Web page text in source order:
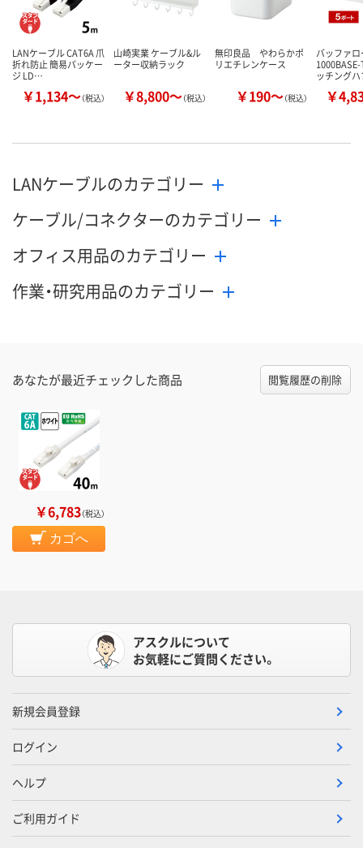
LANケーブル CAT6A 爪
折れ防止 簡易パッケー
ジ LD…
￥1,134～（税込）
山崎実業 ケーブル&ル
ーター収納ラック
￥8,800～（税込）
無印良品 やわらかポ
リエチレンケース
￥190～（税込）
バッファロ
ッチング
￥
LANケーブルのカテゴリー
ケーブル/コネクターのカテゴリー
オフィス用品のカテゴリー
作業・研究用品のカテゴリー
あなたが最近チェックした商品 閲覧履歴の削除
￥6,783（税込）
カゴへ
アスクルについて
お気軽にご質問ください。
新規会員登録
ログイン
ヘルプ
ご利用ガイド